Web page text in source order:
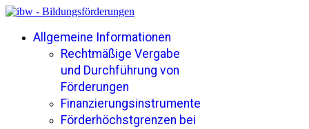
Allgemeine Informationen
Rechtmäßige Vergabe
und Durchführung von
Förderungen
Finanzierungsinstrumente
Förderhöchstgrenzen bei